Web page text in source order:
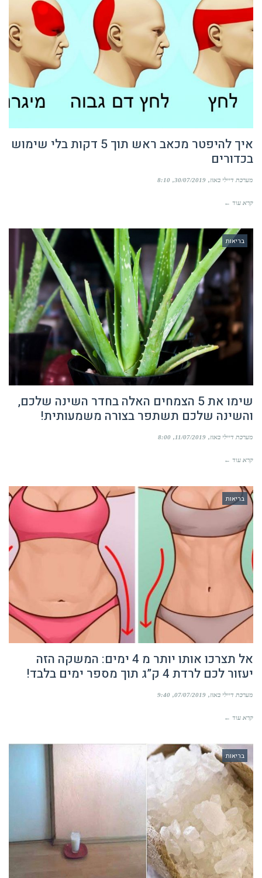
איך להיפטר מכאב ראש תוך 5 דקות בלי שימוש
בכדורים
מערכת דיילי באזז 30/07/2019
8:10
קרא עוד ←
בריאות
שימו את 5 הצמחים האלה בחדר השינה שלכם,
והשינה שלכם תשתפר בצורה משמעותית!
מערכת דיילי באזז 11/07/2019
8:00
קרא עוד ←
בריאות
אל תצרכו אותו יותר מ 4 ימים: המשקה הזה
יעזור לכם לרדת 4 ק”ג תוך מספר ימים בלבד!
מערכת דיילי באזז 07/07/2019
9:40
קרא עוד ←
בריאות